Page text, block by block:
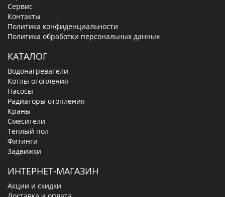
Сервис
Контакты
Политика конфиденциальности
Политика обработки персональных данных
КАТАЛОГ
Водонагреватели
Котлы отопления
Насосы
Радиаторы отопления
Краны
Смесители
Теплый пол
Фитинги
Задвижки
ИНТЕРНЕТ-МАГАЗИН
Акции и скидки